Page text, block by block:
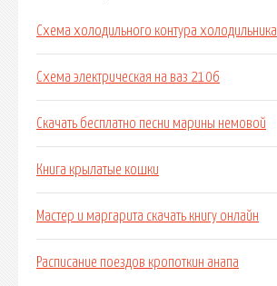
Схема холодильного контура холодильника
Схема электрическая на ваз 2106
Скачать бесплатно песни марины немовой
Книга крылатые кошки
Мастер и маргарита скачать книгу онлайн
Расписание поездов кропоткин анапа